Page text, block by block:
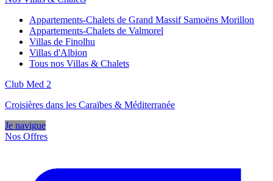
Appartements-Chalets de Grand Massif Samoëns Morillon
Appartements-Chalets de Valmorel
Villas de Finolhu
Villas d'Albion
Tous nos Villas & Chalets
Club Med 2
Croisières dans les Caraïbes & Méditerranée
Je navigue
Nos Offres